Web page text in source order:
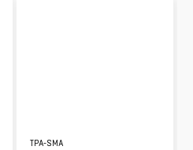
TPA-SMA